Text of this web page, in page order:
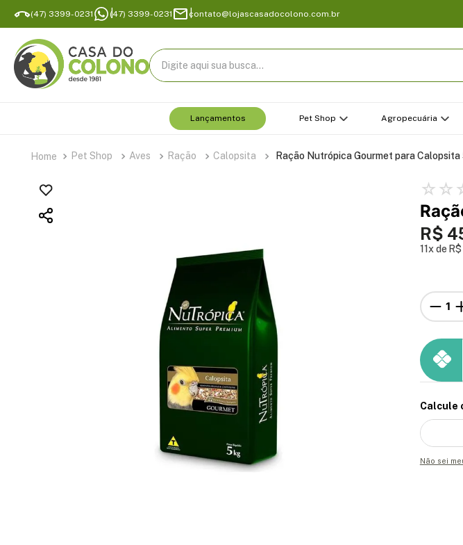
(47) 3399-0231 (47) 3399-0231 contato@lojascasadocolono.com.br
Digite aqui sua busca...
Lançamentos Pet Shop Agropecuária
Pet Shop Aves Ração Calopsita Ração Nutrópica Gourmet para
☆ ☆
R$
11 R$
Calcule
Não sei